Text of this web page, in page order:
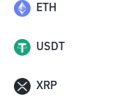
ETH
USDT
XRP